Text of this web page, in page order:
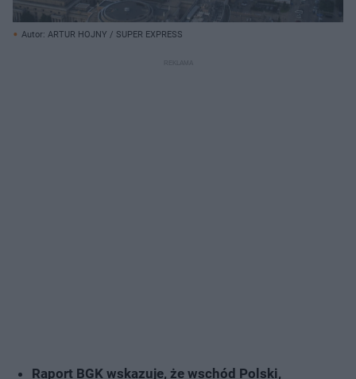
Autor: ARTUR HOJNY / SUPER EXPRESS
Raport BGK wskazuje, że wschód Polski,